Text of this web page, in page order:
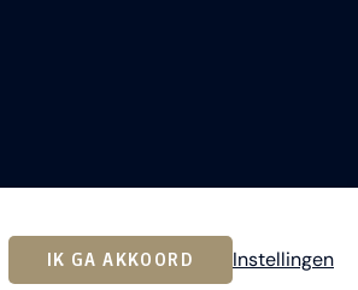
IK GA AKKOORD Instellingen